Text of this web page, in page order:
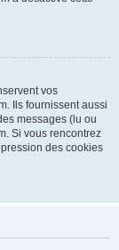
vos
Ils fournissent aussi
messages (lu ou
Si vous rencontrez
des cookies